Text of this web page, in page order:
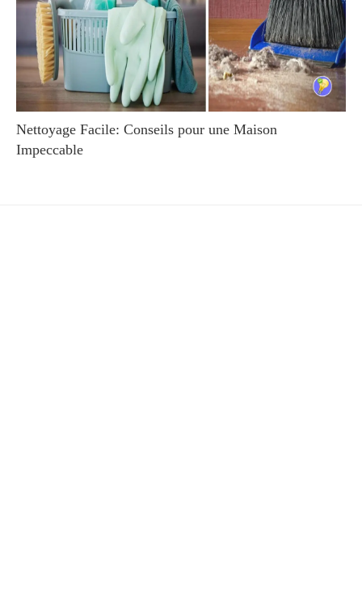
Nettoyage Facile: Conseils pour une Maison
Impeccable